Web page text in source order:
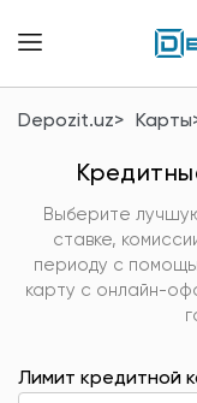
Depozit.uz Карты
Выберите
ставке,
периоду с
карту с онлайн-
Лимит кредитной